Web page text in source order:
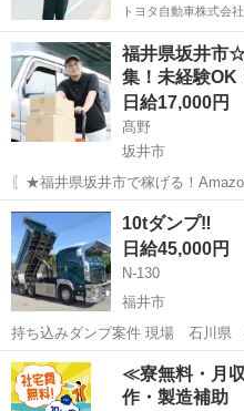
トヨタ自動車株式会社
福井県坂井市
集！未経験OK
日給17,000円
髙野
坂井市
〖★福井県坂井市で稼げる！
許があれば未経験OK！【充実の研
さな荷物が中心なので、体力に自
週休2日制で【プライベート...
福井 坂井市 ドライバー
10tダンプ‼️
日給45,000円
N-130
福井市
持ち込みダンプ案件 現場 石川県 志賀町、穴水町、珠洲市など 料
金 45,000
福井 福井市 ドライバー
≪寮無料・月
作・製造補助